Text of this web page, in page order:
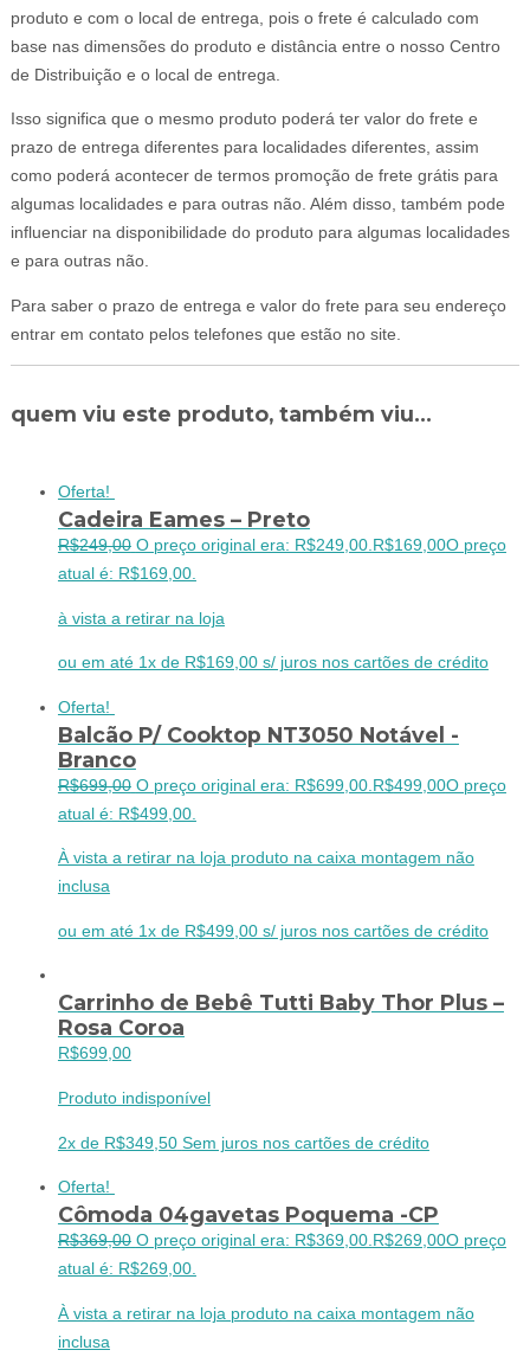
produto e com o local de entrega, pois o frete é calculado com
base nas dimensões do produto e distância entre o nosso Centro
de Distribuição e o local de entrega.
Isso significa que o mesmo produto poderá ter valor do frete e
prazo de entrega diferentes para localidades diferentes, assim
como poderá acontecer de termos promoção de frete grátis para
algumas localidades e para outras não. Além disso, também pode
influenciar na disponibilidade do produto para algumas localidades
e para outras não.
Para saber o prazo de entrega e valor do frete para seu endereço
entrar em contato pelos telefones que estão no site.
quem viu este produto, também viu...
Oferta!
Cadeira Eames – Preto
R$249,00 O preço original era: R$249,00. R$169,00O preço
atual é: R$169,00.
à vista a retirar na loja
ou em até 1x de R$169,00 s/ juros nos cartões de crédito
Oferta!
Balcão P/ Cooktop NT3050 Notável -
Branco
R$699,00 O preço original era: R$699,00. R$499,00O preço
atual é: R$499,00.
À vista a retirar na loja produto na caixa montagem não
inclusa
ou em até 1x de R$499,00 s/ juros nos cartões de crédito
Carrinho de Bebê Tutti Baby Thor Plus –
Rosa Coroa
R$699,00
Produto indisponível
2x de R$349,50 Sem juros nos cartões de crédito
Oferta!
Cômoda 04gavetas Poquema -CP
R$369,00 O preço original era: R$369,00. R$269,00O preço
atual é: R$269,00.
À vista a retirar na loja produto na caixa montagem não
inclusa